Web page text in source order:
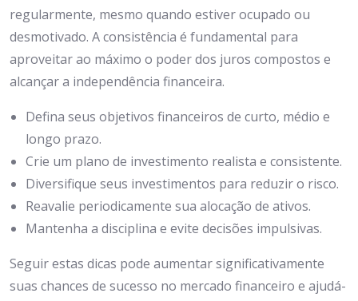
regularmente, mesmo quando estiver ocupado ou
desmotivado. A consistência é fundamental para
aproveitar ao máximo o poder dos juros compostos e
alcançar a independência financeira.
Defina seus objetivos financeiros de curto, médio e
longo prazo.
Crie um plano de investimento realista e consistente.
Diversifique seus investimentos para reduzir o risco.
Reavalie periodicamente sua alocação de ativos.
Mantenha a disciplina e evite decisões impulsivas.
Seguir estas dicas pode aumentar significativamente
suas chances de sucesso no mercado financeiro e ajudá-